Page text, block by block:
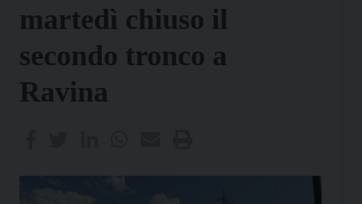
martedì chiuso il
secondo tronco a
Ravina